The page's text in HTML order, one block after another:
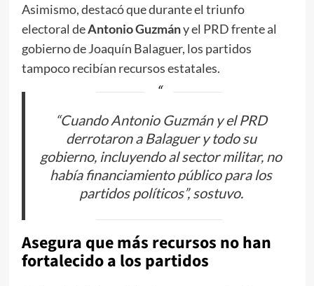
Asimismo, destacó que durante el triunfo
electoral deAntonio Guzmány el PRD frente al
gobierno de Joaquín Balaguer, los partidos
tampoco recibían recursos estatales.
“Cuando Antonio Guzmán y el PRD
derrotaron a Balaguer y todo su
gobierno, incluyendo al sector militar, no
había financiamiento público para los
partidos políticos”, sostuvo.
Asegura que más recursos no han
fortalecido a los partidos